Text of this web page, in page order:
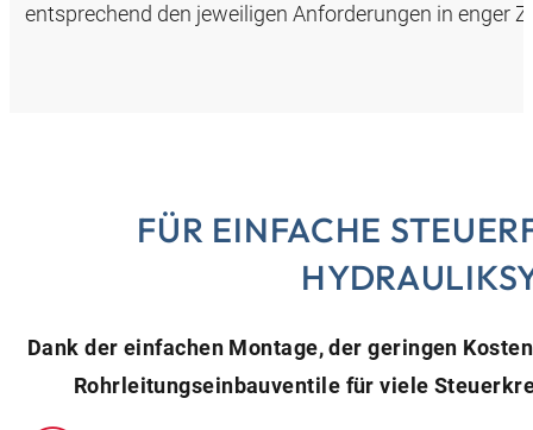
entsprechend den jeweiligen Anforderungen in enger
FÜR EINFACHE
Dank der einfachen Montage, der geringen
Rohrleitungseinbauventile für viele